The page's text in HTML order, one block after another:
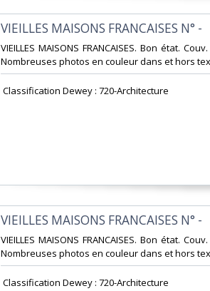
‎VIEILLES MAISONS FRANCAISES N° -‎
‎VIEILLES MAISONS FRANCAISES. Bon état.
Nombreuses photos en couleur dans et hors
‎ Classification Dewey : 720-Architecture‎
‎VIEILLES MAISONS FRANCAISES N° -‎
‎VIEILLES MAISONS FRANCAISES. Bon état.
Nombreuses photos en couleur dans et hors
‎ Classification Dewey : 720-Architecture‎